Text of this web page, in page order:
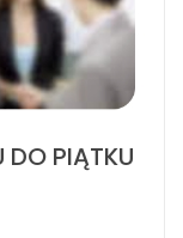
DO PIĄTKU